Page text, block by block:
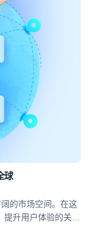
球
的市场空间。在这
升用户体验的关键
云隐私政策